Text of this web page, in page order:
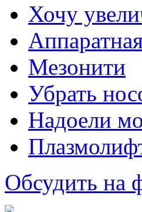
Хочу
Мезонити
Убрать
Надоели
Обсудить на